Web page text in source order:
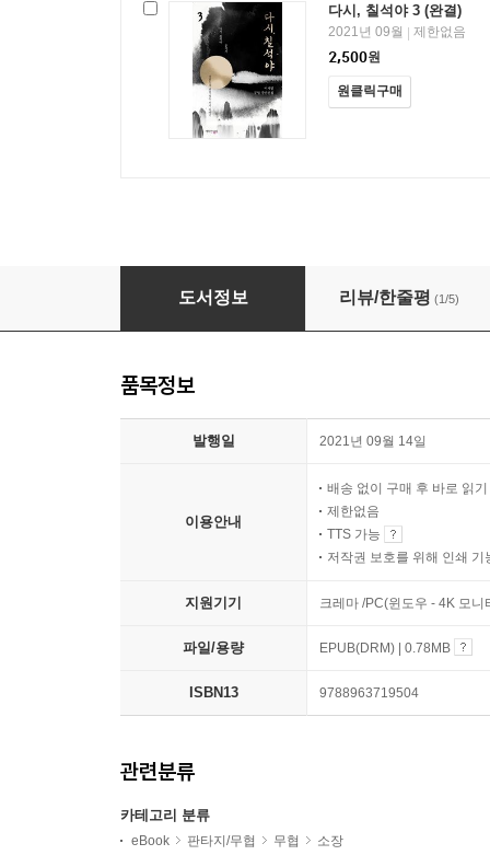
다시, 칠석야 3 (완결)
2021년 09월 | 제한없음
2,500원
원클릭구매
다시, 칠석야
도서정보 리뷰/한줄평 (1/5)
품목정보
발행일 2021년 09월 14일
이용안내
배송 없이 구매 후 바로 읽기
제한없음
TTS 가능
저작권 보호를 위해 인쇄 기
지원기기 크레마 /PC(윈도우 - 4K 모
파일/용량 EPUB(DRM) | 0.78MB
ISBN13 9788963719504
관련분류
카테고리 분류
eBook 판타지/무협 무협 소장